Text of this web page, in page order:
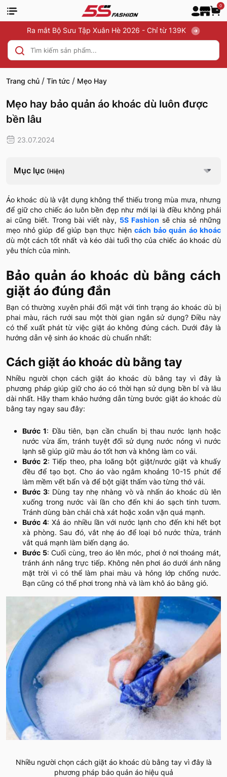
0
Ra mắt Bộ Sưu Tập Xuân Hè 2026 - Chỉ từ 139K
Trang chủ / Tin tức / Mẹo Hay
Mẹo hay bảo quản áo khoác dù luôn được
bền lâu
23.07.2024
Mục lục (Hiện)
Áo khoác dù là vật dụng không thể thiếu trong mùa mưa, nhưng
để giữ cho chiếc áo luôn bền đẹp như mới lại là điều không phải
ai cũng biết. Trong bài viết này, 5S Fashion sẽ chia sẻ những
mẹo nhỏ giúp để giúp bạn thực hiện cách bảo quản áo khoác
dù một cách tốt nhất và kéo dài tuổi thọ của chiếc áo khoác dù
yêu thích của mình.
Bảo quản áo khoác dù bằng cách
giặt áo đúng đắn
Bạn có thường xuyên phải đối mặt với tình trạng áo khoác dù bị
phai màu, rách rưới sau một thời gian ngắn sử dụng? Điều này
có thể xuất phát từ việc giặt áo không đúng cách. Dưới đây là
hướng dẫn vệ sinh áo khoác dù chuẩn nhất:
Cách giặt áo khoác dù bằng tay
Nhiều người chọn cách giặt áo khoác dù bằng tay vì đây là
phương pháp giúp giữ cho áo có thời hạn sử dụng bền bỉ và lâu
dài nhất. Hãy tham khảo hướng dẫn từng bước giặt áo khoác dù
bằng tay ngay sau đây:
Bước 1: Đầu tiên, bạn cần chuẩn bị thau nước lạnh hoặc
nước vừa ấm, tránh tuyệt đối sử dụng nước nóng vì nước
lạnh sẽ giúp giữ màu áo tốt hơn và không làm co vải.
Bước 2: Tiếp theo, pha loãng bột giặt/nước giặt và khuấy
đều để tạo bọt. Cho áo vào ngâm khoảng 10-15 phút để
làm mềm vết bẩn và để bột giặt thấm vào từng thớ vải.
Bước 3: Dùng tay nhẹ nhàng vò và nhấn áo khoác dù lên
xuống trong nước vài lần cho đến khi áo sạch tinh tươm.
Tránh dùng bàn chải chà xát hoặc xoắn vặn quá mạnh.
Bước 4: Xả áo nhiều lần với nước lạnh cho đến khi hết bọt
xà phòng. Sau đó, vắt nhẹ áo để loại bỏ nước thừa, tránh
vắt quá mạnh làm biến dạng áo.
Bước 5: Cuối cùng, treo áo lên móc, phơi ở nơi thoáng mát,
tránh ánh nắng trực tiếp. Không nên phơi áo dưới ánh nắng
mặt trời vì có thể làm phai màu và hỏng lớp chống nước.
Bạn cũng có thể phơi trong nhà và làm khô áo bằng gió.
Nhiều người chọn cách giặt áo khoác dù bằng tay vì đây là
phương pháp bảo quản áo hiệu quả